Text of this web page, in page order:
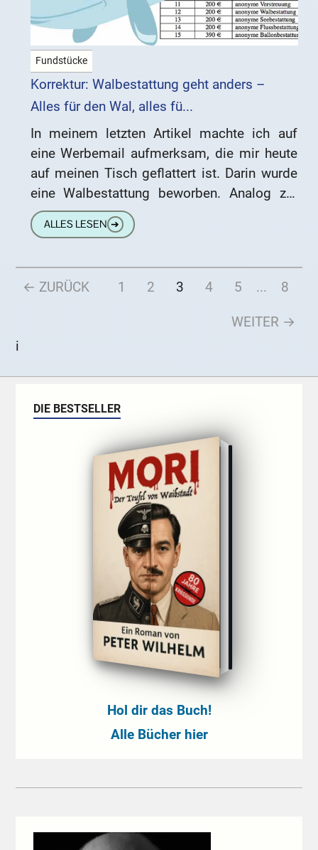
Fundstücke
Korrektur: Walbestattung geht anders –
Alles für den Wal, alles fü...
In meinem letzten Artikel machte ich auf
eine Werbemail aufmerksam, die mir heute
auf meinen Tisch geflattert ist. Darin wurde
eine Walbestattung beworben. Analog zur
Himmels-, See- oder Wiesenbestattung ging
ALLES LESEN ➔
← ZURÜCK 1 2 3 4 5 ... 8
WEITER →
i
DIE BESTSELLER
Hol dir das Buch!
Alle Bücher hier